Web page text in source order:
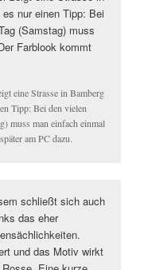
eine Strasse in Bamberg
Tipp: Bei den vielen
muss man einfach einmal
am PC dazu.